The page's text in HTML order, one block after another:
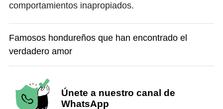
comportamientos inapropiados.
Famosos hondureños que han encontrado el
verdadero amor
Únete a nuestro canal de
WhatsApp